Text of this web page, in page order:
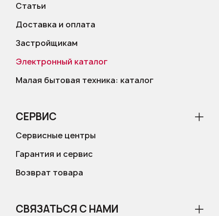
Статьи
Доставка и оплата
Застройщикам
Электронный каталог
Малая бытовая техника: каталог
СЕРВИС
Сервисные центры
Гарантия и сервис
Возврат товара
СВЯЗАТЬСЯ С НАМИ